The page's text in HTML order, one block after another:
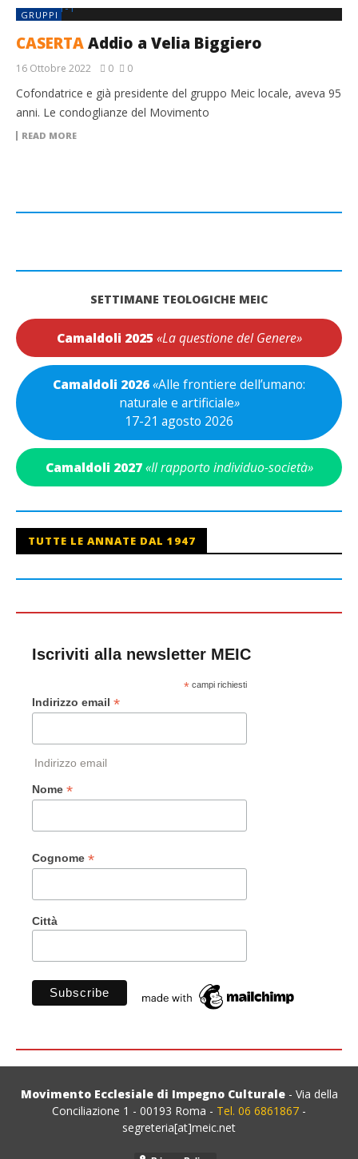
GRUPPI
CASERTAAddio a Velia Biggiero
16 Ottobre 2022 0 0
Cofondatrice e già presidente del gruppo Meic locale, aveva 95
anni. Le condoglianze del Movimento
READ MORE
SETTIMANE TEOLOGICHE MEIC
Camaldoli 2025 «La questione del Genere»
Camaldoli 2026«Alle frontiere dell’umano:
naturale e artificiale»
17-21 agosto 2026
Camaldoli 2027 «Il rapporto individuo-società»
TUTTE LE ANNATE DAL 1947
Iscriviti alla newsletter MEIC
*campi richiesti
Indirizzo email *
Indirizzo email
Nome *
Cognome *
Città
Movimento Ecclesiale di Impegno Culturale- Via della
Conciliazione 1 - 00193 Roma - Tel. 06 6861867 -
segreteria[at]meic.net